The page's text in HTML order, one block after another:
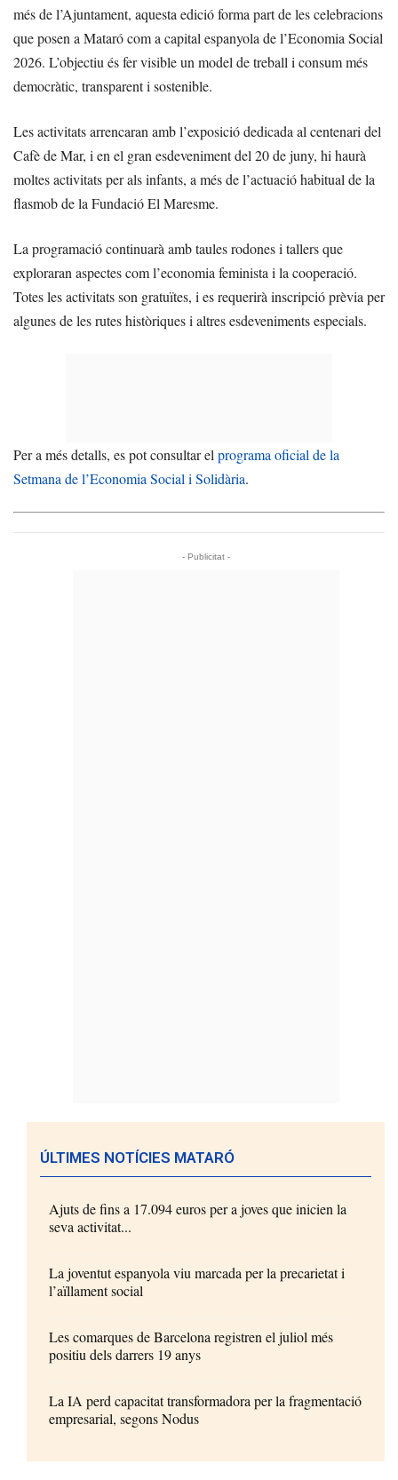
més de l’Ajuntament, aquesta edició forma part de les celebracions
que posen a Mataró com a capital espanyola de l’Economia Social
2026. L’objectiu és fer visible un model de treball i consum més
democràtic, transparent i sostenible.
Les activitats arrencaran amb l’exposició dedicada al centenari del
Cafè de Mar, i en el gran esdeveniment del 20 de juny, hi haurà
moltes activitats per als infants, a més de l’actuació habitual de la
flasmob de la Fundació El Maresme.
La programació continuarà amb taules rodones i tallers que
exploraran aspectes com l’economia feminista i la cooperació.
Totes les activitats son gratuïtes, i es requerirà inscripció prèvia per
algunes de les rutes històriques i altres esdeveniments especials.
Per a més detalls, es pot consultar el programa oficial de la
Setmana de l’Economia Social i Solidària.
- Publicitat -
ÚLTIMES NOTÍCIES MATARÓ
Ajuts de fins a 17.094 euros per a joves que inicien la
seva activitat...
La joventut espanyola viu marcada per la precarietat i
l’aïllament social
Les comarques de Barcelona registren el juliol més
positiu dels darrers 19 anys
La IA perd capacitat transformadora per la fragmentació
empresarial, segons Nodus